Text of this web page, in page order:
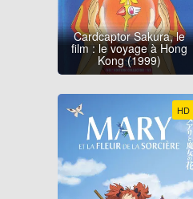
Cardcaptor Sakura, le
film : le voyage à Hong
Kong (1999)
HD